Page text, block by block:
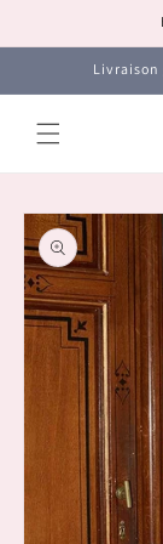
au
contenuLivraison
Passer aux
informations
produits